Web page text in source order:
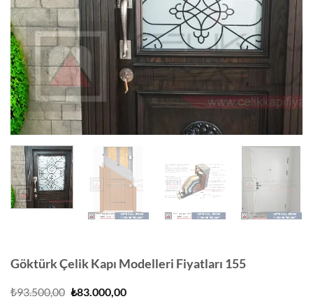
Göktürk Çelik Kapı Modelleri Fiyatları 155
₺93.500,00 Orijinal
₺83.000,00Şu